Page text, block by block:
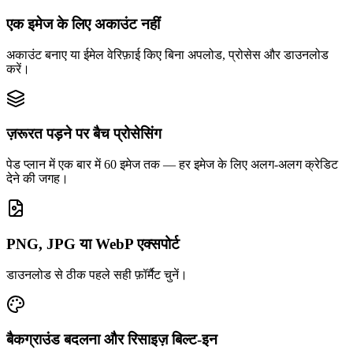
एक इमेज के लिए अकाउंट नहीं
अकाउंट बनाए या ईमेल वेरिफ़ाई किए बिना अपलोड, प्रोसेस और डाउनलोड
करें।
ज़रूरत पड़ने पर बैच प्रोसेसिंग
पेड प्लान में एक बार में 60 इमेज तक — हर इमेज के लिए अलग-अलग क्रेडिट
देने की जगह।
PNG, JPG या WebP एक्सपोर्ट
डाउनलोड से ठीक पहले सही फ़ॉर्मैट चुनें।
बैकग्राउंड बदलना और रिसाइज़ बिल्ट-इन